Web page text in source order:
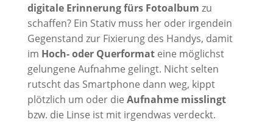
digitale Erinnerung fürs Fotoalbum zu
schaffen? Ein Stativ muss her oder irgendein
Gegenstand zur Fixierung des Handys, damit
im Hoch- oder Querformateine möglichst
gelungene Aufnahme gelingt. Nicht selten
rutscht das Smartphone dann weg, kippt
plötzlich um oder die Aufnahme misslingt
bzw. die Linse ist mit irgendwas verdeckt.